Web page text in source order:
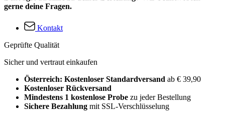
gerne deine Fragen.
Kontakt
Geprüfte Qualität
Sicher und vertraut einkaufen
Österreich: Kostenloser Standardversand ab € 39,90
Kostenloser Rückversand
Mindestens 1 kostenlose Probe zu jeder Bestellung
Sichere Bezahlung mit SSL-Verschlüsselung